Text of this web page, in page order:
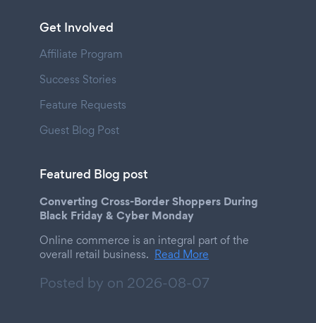
Get Involved
Affiliate Program
Success Stories
Feature Requests
Guest Blog Post
Featured Blog post
Converting Cross-Border Shoppers During
Black Friday & Cyber Monday
Online commerce is an integral part of the
overall retail business. Read More
Posted by on 2026-08-07